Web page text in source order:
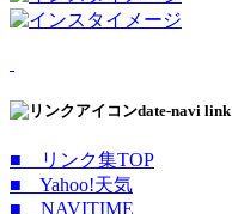
date-navi link
■ リンク集TOP
■ Yahoo!天気
■ NAVITIME